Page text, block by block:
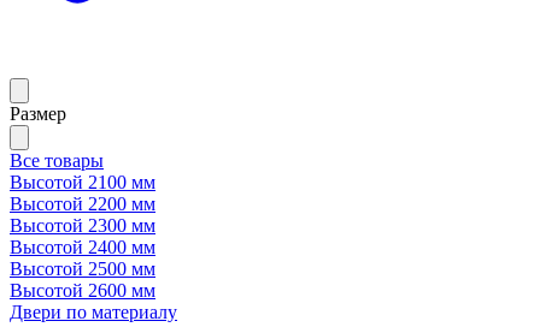
Размер
Все товары
Высотой 2100 мм
Высотой 2200 мм
Высотой 2300 мм
Высотой 2400 мм
Высотой 2500 мм
Высотой 2600 мм
Двери по материалу